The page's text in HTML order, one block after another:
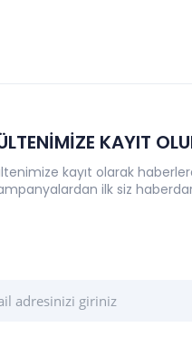
KAYIT
kayıt olarak
ilk siz